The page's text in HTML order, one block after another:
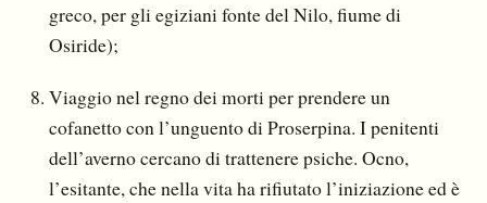
greco, per gli egiziani fonte del Nilo, fiume di
Osiride);
Viaggio nel regno dei morti per prendere un
cofanetto con l’unguento di Proserpina. I penitenti
dell’averno cercano di trattenere psiche. Ocno,
l’esitante, che nella vita ha rifiutato l’iniziazione ed è